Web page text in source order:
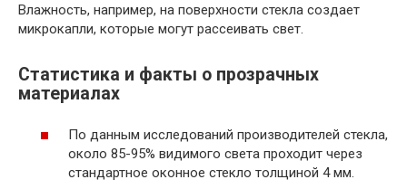
Влажность, например, на поверхности стекла создает
микрокапли, которые могут рассеивать свет.
Статистика и факты о прозрачных
материалах
По данным исследований производителей стекла,
около 85-95% видимого света проходит через
стандартное оконное стекло толщиной 4 мм.